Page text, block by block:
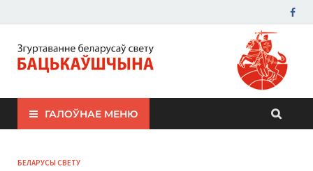
ЗБС "Бацькаўшчына"
ГАЛОЎНАЕ МЕНЮ
БЕЛАРУСЫ СВЕТУ